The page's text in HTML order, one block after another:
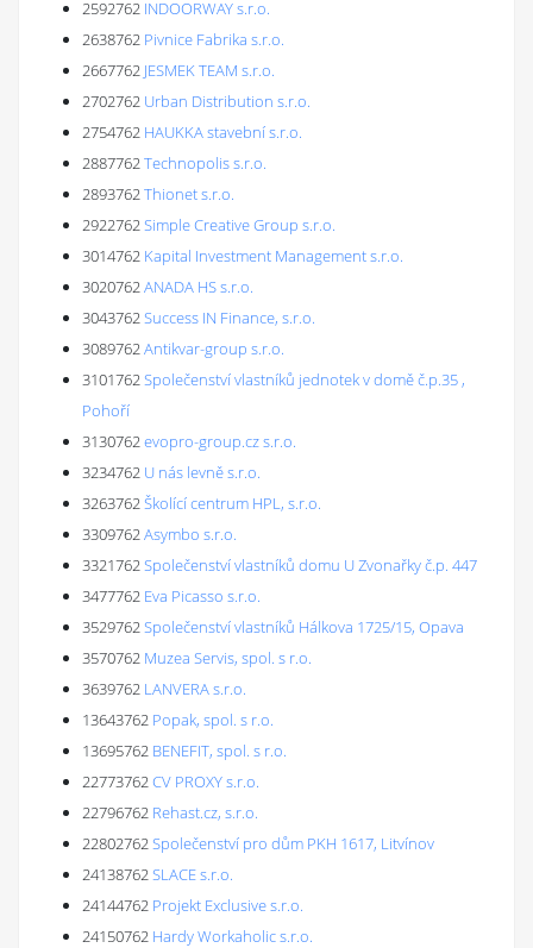
2592762 INDOORWAY s.r.o.
2638762 Pivnice Fabrika s.r.o.
2667762 JESMEK TEAM s.r.o.
2702762 Urban Distribution s.r.o.
2754762 HAUKKA stavební s.r.o.
2887762Technopolis s.r.o.
2893762Thionet s.r.o.
2922762Simple Creative Group s.r.o.
3014762 Kapital Investment Management s.r.o.
3020762ANADA HS s.r.o.
3043762Success IN Finance, s.r.o.
3089762Antikvar-group s.r.o.
3101762Společenství vlastníků jednotek v domě č.p.35 ,
Pohoří
3130762evopro-group.cz s.r.o.
3234762 U nás levně s.r.o.
3263762Školící centrum HPL, s.r.o.
3309762Asymbo s.r.o.
3321762Společenství vlastníků domu U Zvonařky č.p. 447
3477762 Eva Picasso s.r.o.
3529762Společenství vlastníků Hálkova 1725/15, Opava
3570762 Muzea Servis, spol. s r.o.
3639762 LANVERA s.r.o.
13643762 Popak, spol. s r.o.
13695762 BENEFIT, spol. s r.o.
22773762CV PROXY s.r.o.
22796762 Rehast.cz, s.r.o.
22802762Společenství pro dům PKH 1617, Litvínov
24138762SLACE s.r.o.
24144762 Projekt Exclusive s.r.o.
24150762 Hardy Workaholic s.r.o.